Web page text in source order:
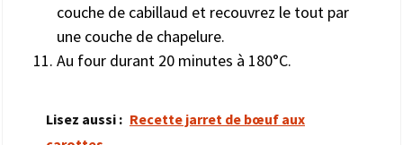
couche de cabillaud et recouvrez le tout par
une couche de chapelure.
Au four durant 20 minutes à 180°C.
Lisez aussi : Recette jarret de bœuf aux